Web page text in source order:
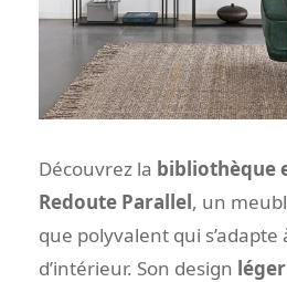
Découvrez la bibliothèque
Redoute Parallel, un
que polyvalent qui s’adapte
d’intérieur. Son design